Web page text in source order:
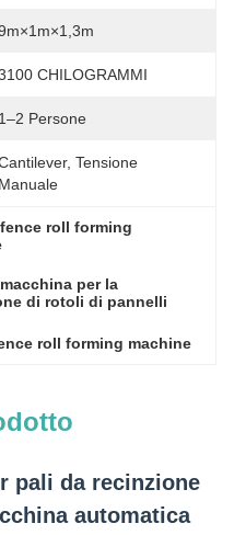
CHILOGRAMMI
1–2 Persone
Tensione
Manuale
roll forming
per la
di rotoli di pannelli
roll forming machine
pali da recinzione
automatica